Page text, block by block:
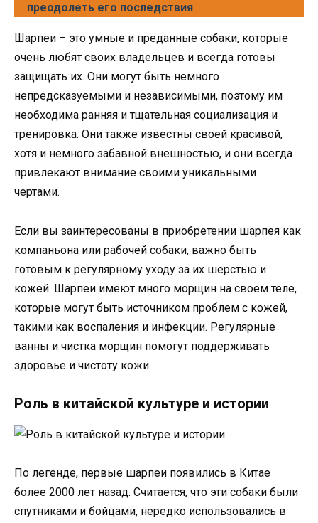
преодолеть его последствия
Шарпеи – это умные и преданные собаки, которые
очень любят своих владельцев и всегда готовы
защищать их. Они могут быть немного
непредсказуемыми и независимыми, поэтому им
необходима ранняя и тщательная социализация и
тренировка. Они также известны своей красивой,
хотя и немного забавной внешностью, и они всегда
привлекают внимание своими уникальными
чертами.
Если вы заинтересованы в приобретении шарпея как
компаньона или рабочей собаки, важно быть
готовым к регулярному уходу за их шерстью и
кожей. Шарпеи имеют много морщин на своем теле,
которые могут быть источником проблем с кожей,
такими как воспаления и инфекции. Регулярные
ванны и чистка морщин помогут поддерживать
здоровье и чистоту кожи.
Роль в китайской культуре и истории
По легенде, первые шарпеи появились в Китае
более 2000 лет назад. Считается, что эти собаки были
спутниками и бойцами, нередко использовались в